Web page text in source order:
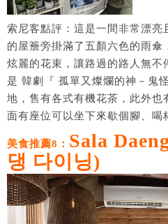
索尼客點評：這是一間非常漂亮
的屋簷旁掛滿了五顏六色的雨傘
炫麗的花束，讓路過的路人無不
是 韓劇『 孤單又燦爛的神－鬼
地，售有各式有機花茶，此外也
面有座位可以坐下來歇個腳、喝
美食推薦8： Sala
댕 다이닝)